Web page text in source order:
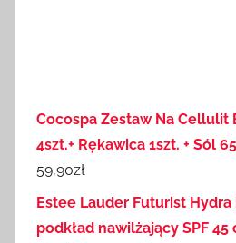
Cocospa Zestaw Na Cellulit
4szt.+ Rękawica 1szt. + Sól
59,90zł
Estee Lauder Futurist Hydra
podkład nawilżający SPF 45